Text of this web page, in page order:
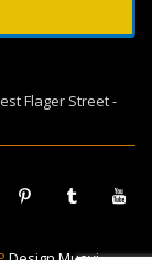
Flager Street -